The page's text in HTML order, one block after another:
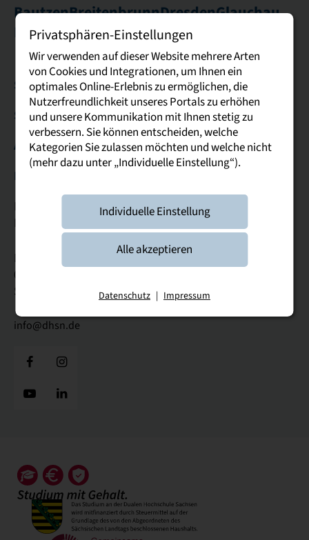
BautzenBreitenbrunnDresdenGlauchau
LeipzigRiesaPlauen
Studierende & Studieninteressierte
Service
Allgemein
Kontakt
Duale Hochschule Sachsen
08371 Glauchau
Sachsen
info@dhsn.de
Privatsphären-Einstellungen
Wir verwenden auf dieser Website mehrere Arten
von Cookies und Integrationen, um Ihnen ein
optimales Online-Erlebnis zu ermöglichen, die
Nutzerfreundlichkeit unseres Portals zu erhöhen
und unsere Kommunikation mit Ihnen stetig zu
verbessern. Sie können entscheiden, welche
Kategorien Sie zulassen möchten und welche nicht
(mehr dazu unter „Individuelle Einstellung“).
Individuelle Einstellung
Alle akzeptieren
Datenschutz | Impressum